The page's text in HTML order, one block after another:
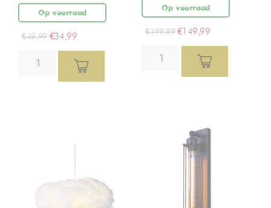
Op voorraad
€49,99 €34,99
Op voorraad
€199,99 €149,99